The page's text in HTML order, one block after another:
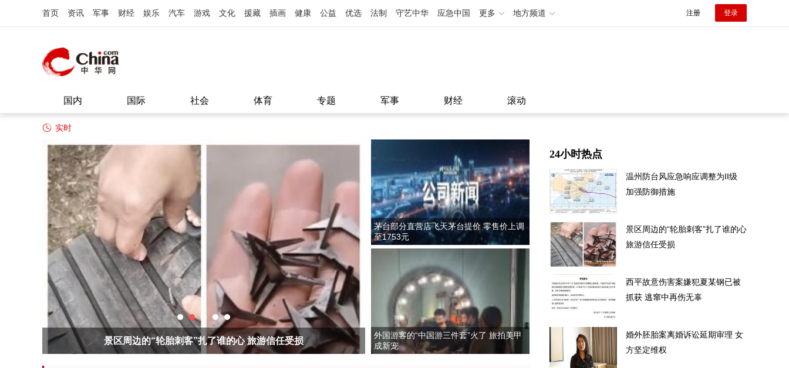
首页 资讯 军事 财经 娱乐 汽车 游戏 文化 援藏 插画 健康 公益 优选 法制 守艺中华 应急中国 更多 地方频道 注册 登录
国内 国际 社会 体育 专题 军事 财经 滚动
实时
景区周边的“轮胎刺客”扎了谁的心 旅游信任受损 西平故意伤害案嫌犯夏某钢已被抓获 逃窜中再伤无辜
茅台部分直营店飞天茅台提价 零售价上调
至1753元
外国游客的“中国游三件套”火了 旅拍美甲
成新宠
24小时热点
温州防台风应急响应调整为II级
加强防御措施
景区周边的“轮胎刺客”扎了谁的心
旅游信任受损
西平故意伤害案嫌犯夏某钢已被
抓获 逃窜中再伤无辜
婚外胚胎案离婚诉讼延期审理 女
方坚定维权